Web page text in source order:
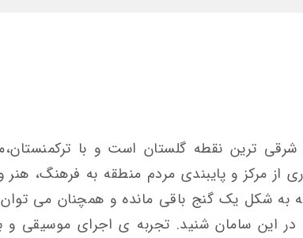
شرقی ترین نقطه گلستان است و با
از مرکز و پایبندی مردم منطقه به فرهنگ،
به شکل یک گنج باقی مانده و همچنان می
در این سامان شنید. تجربه ی اجرای موسیقی و